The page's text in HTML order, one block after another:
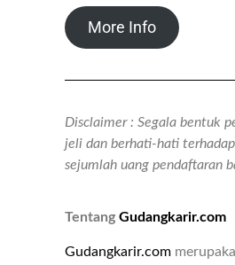
More Info
Disclaimer : Segala bentuk
jeli dan berhati-hati
sejumlah uang pendaftaran
Tentang Gudangkarir.com
Gudangkarir.com